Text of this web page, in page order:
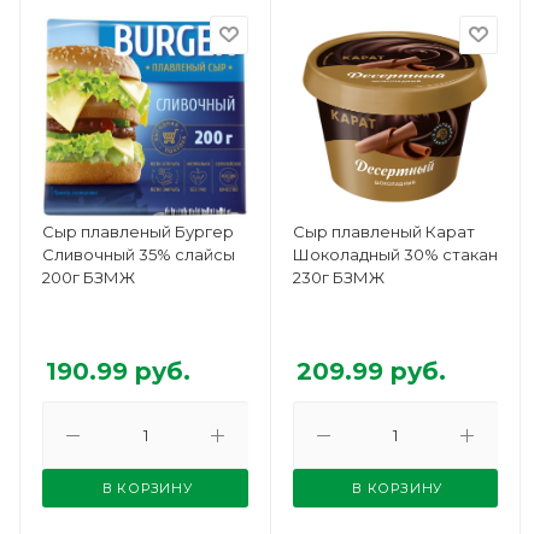
Сыр плавленый Бургер
Сливочный 35% слайсы
200г БЗМЖ
190.99 руб.
В КОРЗИНУ
Сыр плавленый Карат
Шоколадный 30% стакан
230г БЗМЖ
209.99руб.
В КОРЗИНУ